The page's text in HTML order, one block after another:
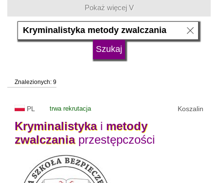
język
status uczelni
Pokaż więcej V
Znalezionych: 9
PL trwa rekrutacja Koszalin
Kryminalistykai metody
zwalczaniaprzestępczości